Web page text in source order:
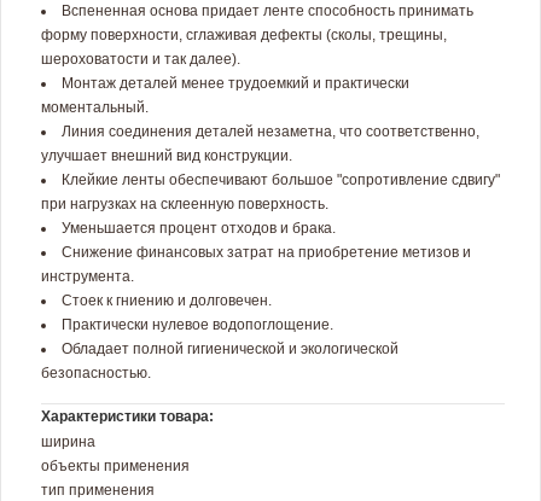
Вспененная основа придает ленте способность принимать
форму поверхности, сглаживая дефекты (сколы, трещины,
шероховатости и так далее).
Монтаж деталей менее трудоемкий и практически
моментальный.
Линия соединения деталей незаметна, что соответственно,
улучшает внешний вид конструкции.
Клейкие ленты обеспечивают большое "сопротивление сдвигу"
при нагрузках на склеенную поверхность.
Уменьшается процент отходов и брака.
Снижение финансовых затрат на приобретение метизов и
инструмента.
Стоек к гниению и долговечен.
Практически нулевое водопоглощение.
Обладает полной гигиенической и экологической
безопасностью.
Характеристики товара:
ширина
объекты применения
тип применения